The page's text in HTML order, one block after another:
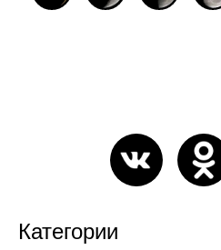
Категории